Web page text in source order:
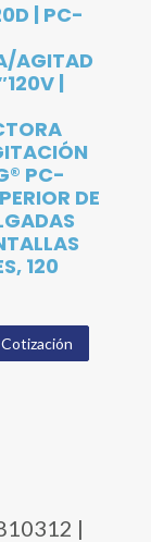
| PC-
AGITAD
|
PC-
DE
120
|